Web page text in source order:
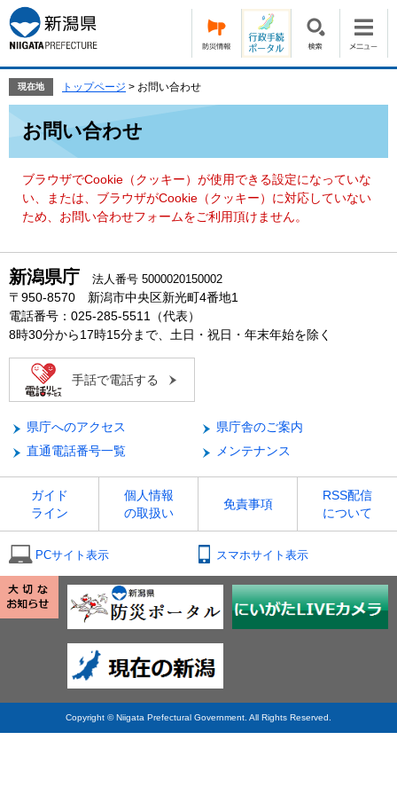
ー
ジ
の
頭
す。
ニ
ュ
ー
飛
て
現在地 トップページ > お問い合わせ
お問い合わせ
ブラウザでCookie（クッキー）が使用できる設定になっていな
い、または、ブラウザがCookie（クッキー）に対応していない
ため、お問い合わせフォームをご利用頂けません。
新潟県庁 法人番号 5000020150002
〒950-8570 新潟市中央区新光町4番地1
電話番号：025-285-5511（代表）
8時30分から17時15分まで、土日・祝日・年末年始を除く
手話で電話する
県庁へのアクセス
県庁舎のご案内
直通電話番号一覧
メンテナンス
ガイド
ライン
個人情報
の取扱い
免責事項
RSS配信
について
PCサイト表示 スマホサイト表示
Copyright © Niigata Prefectural Government. All Rights Reserved.